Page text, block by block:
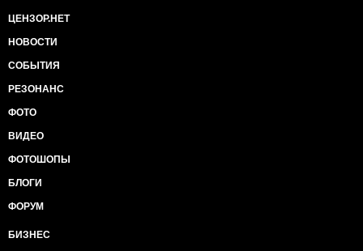
ЦЕНЗОР.НЕТ
НОВОСТИ
СОБЫТИЯ
РЕЗОНАНС
ФОТО
ВИДЕО
ФОТОШОПЫ
БЛОГИ
ФОРУМ
БИЗНЕС